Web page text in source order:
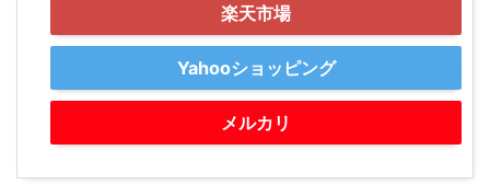
楽天市場
Yahooショッピング
メルカリ